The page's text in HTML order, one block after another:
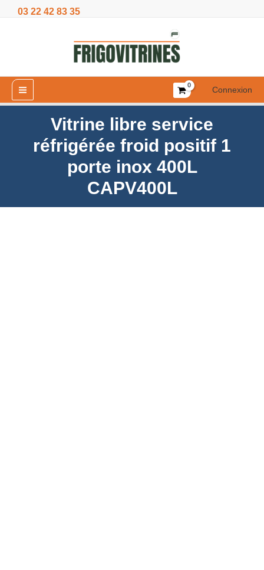
03 22 42 83 35
Connexion
Vitrine libre service
réfrigérée froid positif 1
porte inox 400L
CAPV400L
réfrigérée
inox
400L
CAPV400L